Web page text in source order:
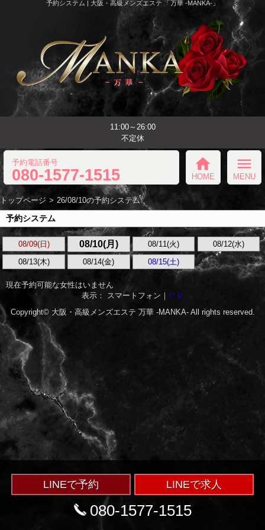
予約システム | 大阪・高級メンズエステ 「万華 -MANKA-」
11:00～26:00
不定休
予約電話番号
080-1577-1515
home
HOME
menu
MENU
トップページ 26/08/10の予約システム
予約システム
08/09(日) 08/10(月) 08/11(火) 08/12(水)
08/13(木) 08/14(金) 08/15(土)
現在予約可能な女性はいません
表示： スマートフォン｜ ＰＣ
Copyright© 大阪・高級メンズエステ 万華 -MANKA-All rights reserved.
LINEで予約 LINEで求人
080-1577-1515